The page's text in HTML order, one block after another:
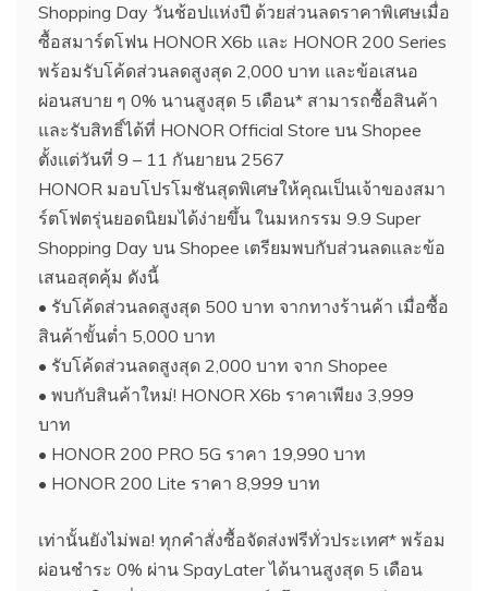
Shopping Day วันช้อปแห่งปี ด้วยส่วนลดราคาพิเศษเมื่อ
ซื้อสมาร์ตโฟน HONOR X6b และ HONOR 200 Series
พร้อมรับโค้ดส่วนลดสูงสุด 2,000 บาท และข้อเสนอ
ผ่อนสบาย ๆ 0% นานสูงสุด 5 เดือน* สามารถซื้อสินค้า
และรับสิทธิ์ได้ที่ HONOR Official Store บน Shopee
ตั้งแต่วันที่ 9 – 11 กันยายน 2567
HONOR มอบโปรโมชันสุดพิเศษให้คุณเป็นเจ้าของสมา
ร์ตโฟตรุ่นยอดนิยมได้ง่ายขึ้น ในมหกรรม 9.9 Super
Shopping Day บน Shopee เตรียมพบกับส่วนลดและข้อ
เสนอสุดคุ้ม ดังนี้
• รับโค้ดส่วนลดสูงสุด 500 บาท จากทางร้านค้า เมื่อซื้อ
สินค้าขั้นต่ำ 5,000 บาท
• รับโค้ดส่วนลดสูงสุด 2,000 บาท จาก Shopee
• พบกับสินค้าใหม่! HONOR X6b ราคาเพียง 3,999
บาท
• HONOR 200 PRO 5G ราคา 19,990 บาท
• HONOR 200 Lite ราคา 8,999 บาท
เท่านั้นยังไม่พอ! ทุกคำสั่งซื้อจัดส่งฟรีทั่วประเทศ* พร้อม
ผ่อนชำระ 0% ผ่าน SpayLater ได้นานสูงสุด 5 เดือน